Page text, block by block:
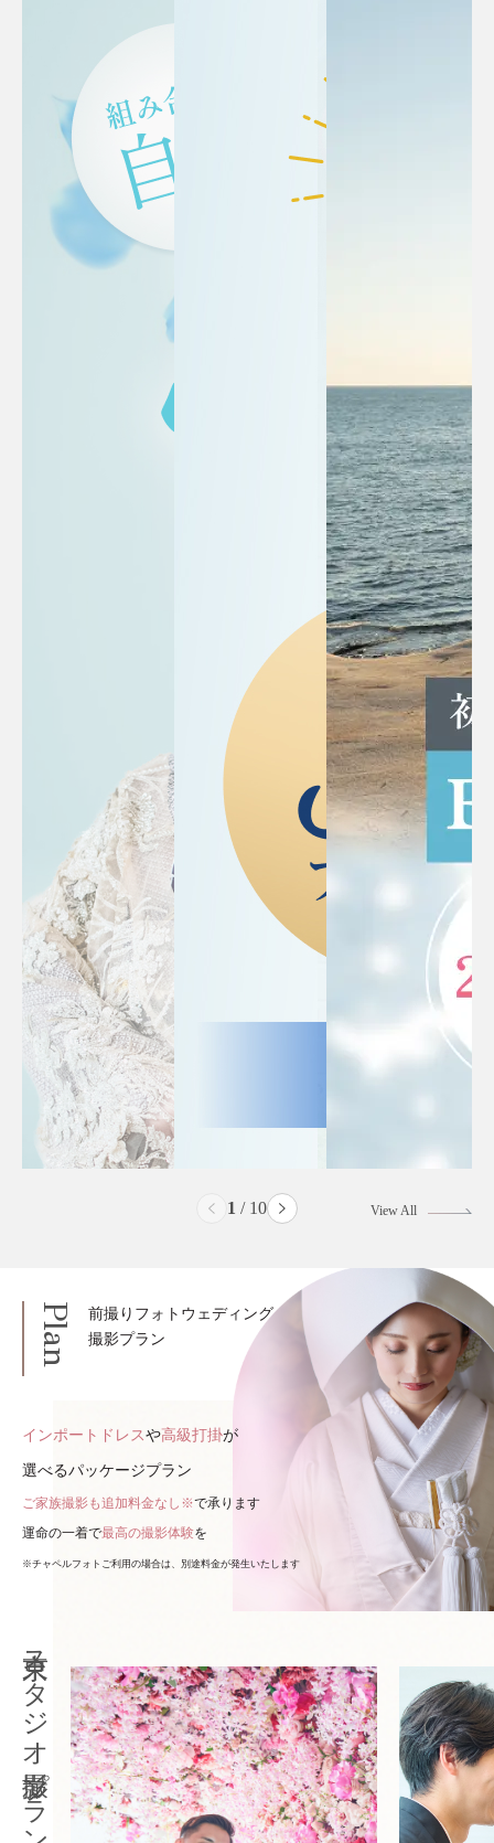
2 / 10 View All
Plan
前撮りフォトウェディング
撮影プラン
インポートドレスや高級打掛が
選べるパッケージプラン
ご家族撮影も追加料金なし※で承ります
運命の一着で最高の撮影体験を
※チャペルフォトご利用の場合は、別途料金が発生いたします
東京スタジオ撮影プラン